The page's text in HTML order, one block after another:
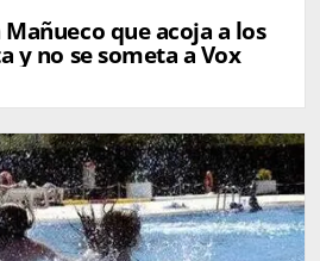
que acoja a los
y no se someta a Vox